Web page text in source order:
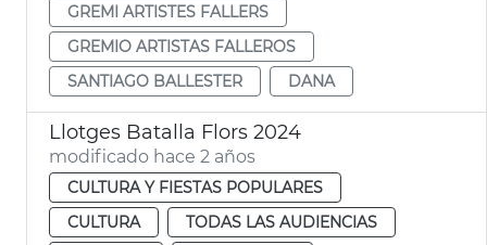
GREMI ARTISTES FALLERS
GREMIO ARTISTAS FALLEROS
SANTIAGO BALLESTER
DANA
Llotges Batalla Flors 2024
modificado hace 2 años
CULTURA Y FIESTAS POPULARES
CULTURA
TODAS LAS AUDIENCIAS